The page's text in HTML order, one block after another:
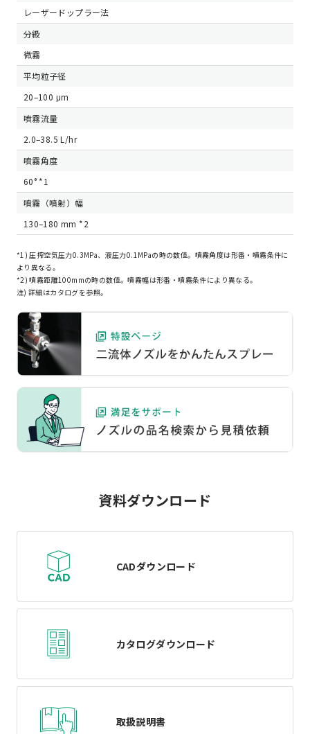
レーザードップラー法
分級
微霧
平均粒子径
20–100 μm
噴霧流量
2.0–38.5 L/hr
噴霧角度
60° *1
噴霧（噴射）幅
130–180 mm *2
*1) 圧搾空気圧力0.3MPa、液圧力0.1MPaの時の数値。噴霧角度は形番・噴霧条件に
より異なる。
*2) 噴霧距離100mmの時の数値。噴霧幅は形番・噴霧条件により異なる。
注) 詳細はカタログを参照。
資料ダウンロード
CADダウンロード
カタログダウンロード
取扱説明書